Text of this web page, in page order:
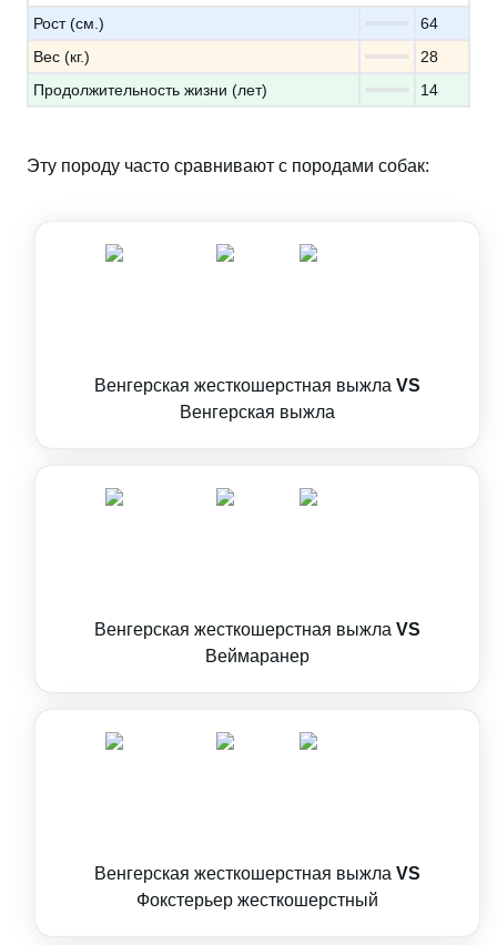
Рост (см.)
64
Вес (кг.)
28
Продолжительность жизни (лет)
14
Эту породу часто сравнивают с породами собак:
Венгерская жесткошерстная выжла VS
Венгерская выжла
Венгерская жесткошерстная выжла VS
Веймаранер
Венгерская жесткошерстная выжла VS
Фокстерьер жесткошерстный